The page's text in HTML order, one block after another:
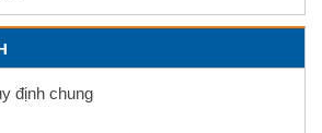
định chung